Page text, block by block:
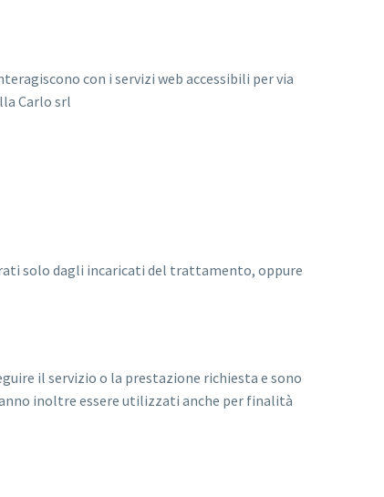
con i servizi web accessibili per via
Carlo srl
solo dagli incaricati del trattamento, oppure
il servizio o la prestazione richiesta e sono
inoltre essere utilizzati anche per finalità